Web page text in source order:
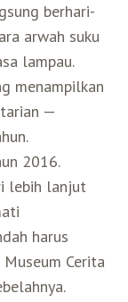
berhari-
arwah suku
lampau.
menampilkan
—
2016.
lebih lanjut
harus
Cerita